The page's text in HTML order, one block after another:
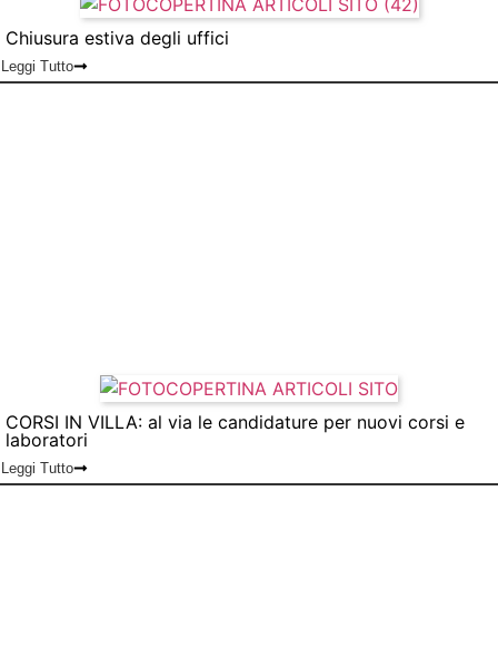
Chiusura estiva degli uffici
Leggi Tutto
CORSI IN VILLA: al via le candidature per nuovi corsi e
laboratori
Leggi Tutto